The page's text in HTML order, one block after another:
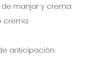
manjar y crema
crema.
anticipación.